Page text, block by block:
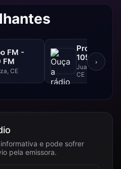
FM -
FM
CE
Progresso
105.1 FM
Juazeiro Do
CE
›
e pode sofrer
pela emissora.